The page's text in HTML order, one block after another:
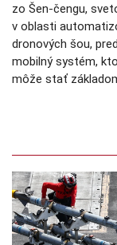
zo Šen-čengu,
v oblasti
dronových šou,
mobilný systém,
môže stať